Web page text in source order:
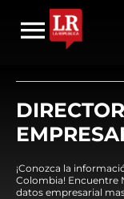
¡Conozca la
Colombia! Encuentre
datos empresarial